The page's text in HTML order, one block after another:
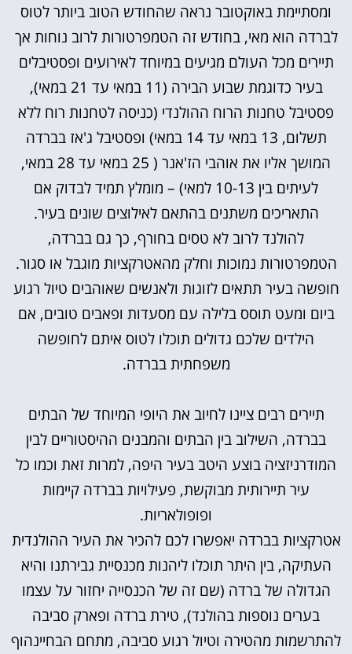
ומסתיימת באוקטובר נראה שהחודש הטוב ביותר לטוס
לברדה הוא מאי, בחודש זה הטמפרטורות לרוב נוחות אך
תיירים מכל העולם מגיעים במיוחד לאירועים ופסטיבלים
בעיר כדוגמת שבוע הבירה (11 במאי עד 21 במאי),
פסטיבל טחנות הרוח ההולנדי (כניסה לטחנות רוח ללא
תשלום, 13 במאי עד 14 במאי) ופסטיבל ג'אז בברדה
המושך אליו את אוהבי הז'אנר ( 25 במאי עד 28 במאי,
לעיתים בין 10-13 למאי) – מומלץ תמיד לבדוק אם
התאריכים משתנים בהתאם לאילוצים שונים בעיר.
להולנד לרוב לא טסים בחורף, כך גם בברדה,
הטמפרטורות נמוכות וחלק מהאטרקציות מוגבל או סגור.
חופשה בעיר תתאים לזוגות ולאנשים שאוהבים טיול רגוע
ביום ומעט תוסס בלילה עם מסעדות ופאבים טובים, אם
הילדים שלכם גדולים תוכלו לטוס איתם לחופשה
משפחתית בברדה.
תיירים רבים ציינו לחיוב את היופי המיוחד של הבתים
בברדה, השילוב בין הבתים והמבנים ההיסטוריים לבין
המודרניזציה בוצע היטב בעיר היפה, למרות זאת וכמו כל
עיר תיירותית מבוקשת, פעילויות בברדה קיימות
ופופולאריות.
אטרקציות בברדה יאפשרו לכם להכיר את העיר ההולנדית
העתיקה, בין היתר תוכלו ליהנות מכנסיית גבירתנו והיא
הגדולה של ברדה (שם זה של הכנסייה יחזור על עצמו
בערים נוספות בהולנד), טירת ברדה ופארק סביבה
להתרשמות מהטירה וטיול רגוע סביבה, מתחם הבחיינהוף